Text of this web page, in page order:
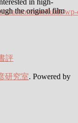
in high-
the original film
評
研究室. Powered by